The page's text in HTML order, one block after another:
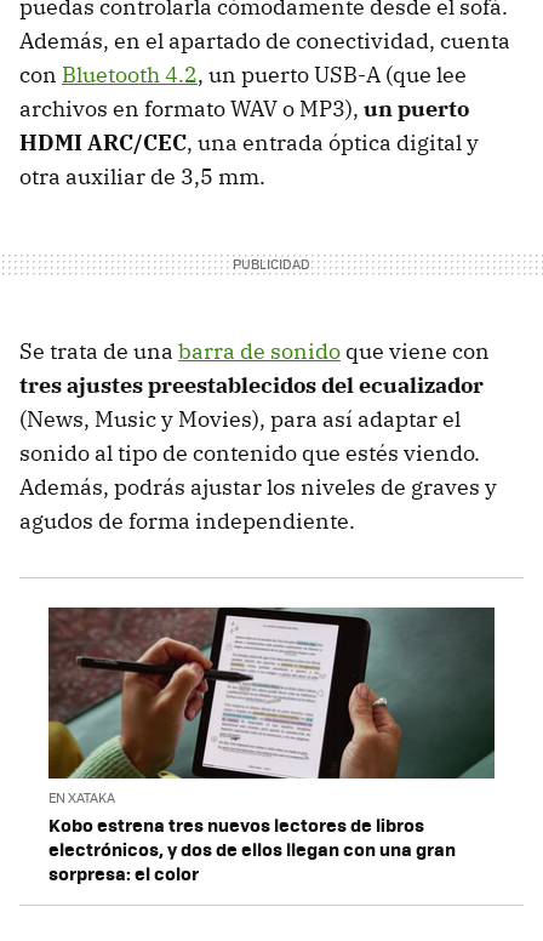
puedas controlarla cómodamente desde el sofá.
Además, en el apartado de conectividad, cuenta
con Bluetooth 4.2, un puerto USB-A (que lee
archivos en formato WAV o MP3), un puerto
HDMI ARC/CEC, una entrada óptica digital y
otra auxiliar de 3,5 mm.
Se trata de una barra de sonido que viene con
tres ajustes preestablecidos del ecualizador
(News, Music y Movies), para así adaptar el
sonido al tipo de contenido que estés viendo.
Además, podrás ajustar los niveles de graves y
agudos de forma independiente.
EN XATAKA
Kobo estrena tres nuevos lectores de libros
electrónicos, y dos de ellos llegan con una gran
sorpresa: el color